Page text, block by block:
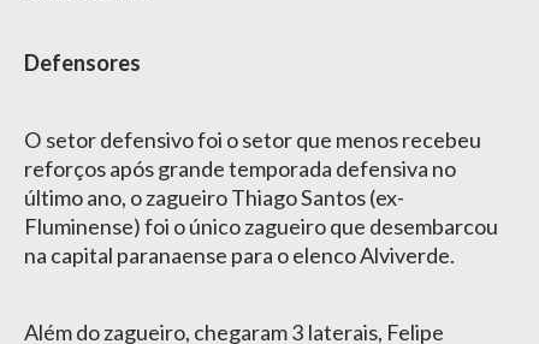
Defensores
O setor defensivo foi o setor que menos recebeu
reforços após grande temporada defensiva no
último ano, o zagueiro Thiago Santos (ex-
Fluminense) foi o único zagueiro que desembarcou
na capital paranaense para o elenco Alviverde.
Além do zagueiro, chegaram 3 laterais, Felipe